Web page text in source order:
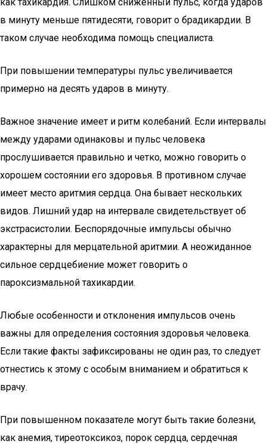
в минуту меньше пятидесяти, говорит о брадикардии. В
таком случае необходима помощь специалиста.
При повышении температуры пульс увеличивается
примерно на десять ударов в минуту.
Важное значение имеет и ритм колебаний. Если интервалы
между ударами одинаковы и пульс человека
прослушивается правильно и четко, можно говорить о
хорошем состоянии его здоровья. В противном случае
имеет место аритмия сердца. Она бывает нескольких
видов. Лишний удар на интервале свидетельствует об
экстрасистолии. Беспорядочные импульсы обычно
характерны для мерцательной аритмии. А неожиданное
сильное сердцебиение может говорить о
пароксизмальной тахикардии.
Любые особенности и отклонения импульсов очень
важны для определения состояния здоровья человека.
Если такие факты зафиксированы не один раз, то следует
отнестись к этому с особым вниманием и обратиться к
врачу.
При повышенном показателе могут быть такие болезни,
как анемия, тиреотоксикоз, порок сердца, сердечная